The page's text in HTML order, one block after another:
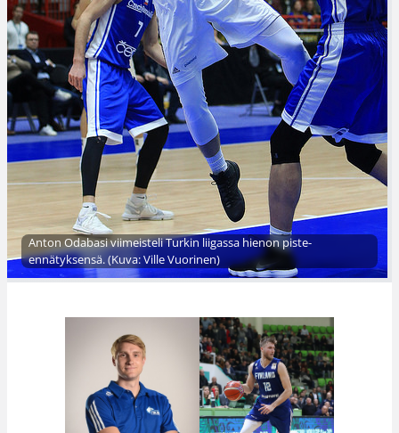
Anton Odabasi viimeisteli Turkin liigassa hienon piste-
ennätyksensä. (Kuva: Ville Vuorinen)